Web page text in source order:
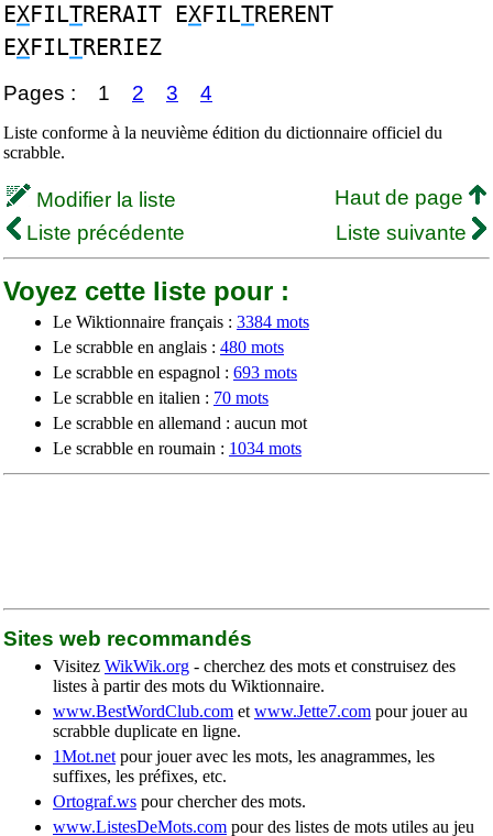
EXFILTRERAIT EXFILTRERENT
EXFILTRERIEZ
Pages : 1 2 3 4
Liste conforme à la neuvième édition du dictionnaire officiel du
scrabble.
Modifier la liste
Haut de page
Liste précédente
Liste suivante
Voyez cette liste pour :
Le Wiktionnaire français : 3384 mots
Le scrabble en anglais : 480 mots
Le scrabble en espagnol : 693 mots
Le scrabble en italien : 70 mots
Le scrabble en allemand : aucun mot
Le scrabble en roumain : 1034 mots
Sites web recommandés
Visitez WikWik.org - cherchez des mots et construisez des
listes à partir des mots du Wiktionnaire.
www.BestWordClub.com et www.Jette7.com pour jouer au
scrabble duplicate en ligne.
1Mot.net pour jouer avec les mots, les anagrammes, les
suffixes, les préfixes, etc.
Ortograf.ws pour chercher des mots.
www.ListesDeMots.com pour des listes de mots utiles au jeu